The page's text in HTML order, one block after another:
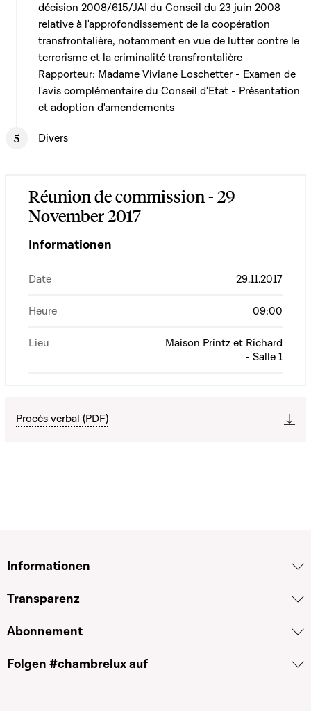
décision 2008/615/JAI du Conseil du 23 juin 2008
relative à l'approfondissement de la coopération
transfrontalière, notamment en vue de lutter contre le
terrorisme et la criminalité transfrontalière -
Rapporteur: Madame Viviane Loschetter - Examen de
l'avis complémentaire du Conseil d'Etat - Présentation
et adoption d'amendements
Divers
Réunion de commission - 29
November 2017
Informationen
Date 29.11.2017
Heure 09:00
Lieu
Maison Printz et Richard
- Salle 1
Procès verbal (PDF)
Informationen
Transparenz
Abonnement
Folgen #chambrelux auf